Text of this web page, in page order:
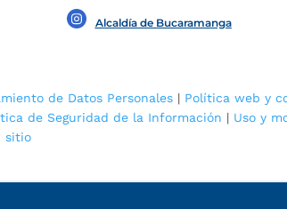
Alcaldía de Bucaramanga
de Datos Personales | Política web y
de Seguridad de la Información | Uso y
sitio